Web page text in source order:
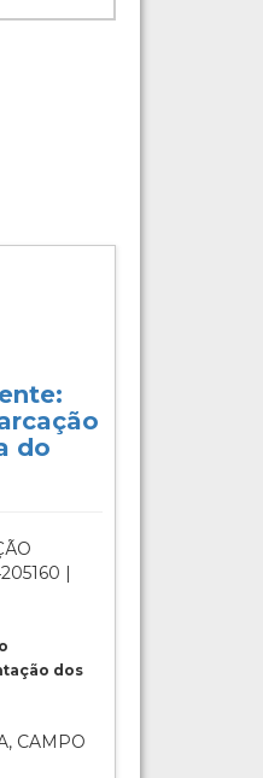
do
|
dos
CAMPO